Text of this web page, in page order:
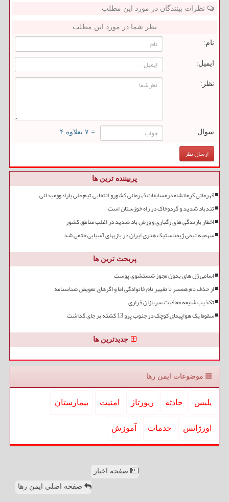
نظرات بینندگان در مورد این مطلب
نظر شما در مورد این مطلب
نام:
ایمیل:
نظر:
سوال: = ۷ بعلاوه ۴
پربیننده ترین ها
قهرمانی کرمانشاه درمسابقات قهرمانی کشورو انتخابی تیم ملی پارادوومیدانی
تندباد شدید و گردوخاک در راه خوزستان است
اخطار بارندگی های رگباری و وزش باد شدید در اغلب مناطق کشور
سهمیه تیمی ژیمناستیک هنری ایران در بازیهای آسیایی حتمی شد
پربحث ترین ها
اسامی ژل های بدون مجوز شستشوی پوست
از حذف نام همسر تا تغییر نام خانوادگی اما و اگرهای تعویض شناسنامه
تکذیب شایعه معافیت سربازان فراری
سقوط یک هواپیمای کوچک در جنوب پرو 13 کشته بر جای گذاشت
جدیدترین ها
موضوعات ایمن رها
پلیس حادثه رپورتاژ امنیت بیمارستان
اورژانس خدمات آموزش
صفحه اخبار
صفحه اصلی ایمن رها